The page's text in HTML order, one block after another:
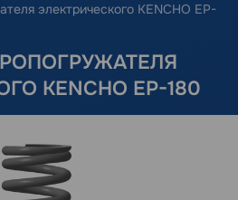
электрического KENCHO EP-
KENCHO EP-180